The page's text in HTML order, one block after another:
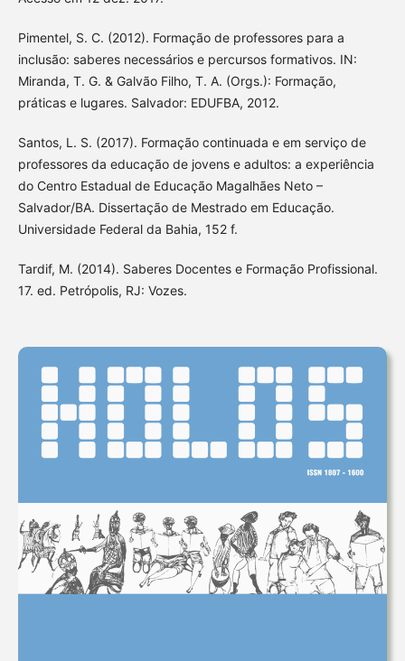
Pimentel, S. C. (2012). Formação de professores para a
inclusão: saberes necessários e percursos formativos. IN:
Miranda, T. G. & Galvão Filho, T. A. (Orgs.): Formação,
práticas e lugares. Salvador: EDUFBA, 2012.
Santos, L. S. (2017). Formação continuada e em serviço de
professores da educação de jovens e adultos: a experiência
do Centro Estadual de Educação Magalhães Neto –
Salvador/BA. Dissertação de Mestrado em Educação.
Universidade Federal da Bahia, 152 f.
Tardif, M. (2014). Saberes Docentes e Formação Profissional.
17. ed. Petrópolis, RJ: Vozes.